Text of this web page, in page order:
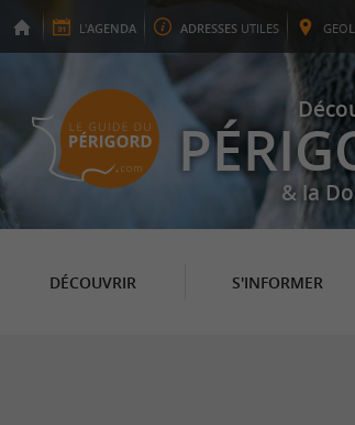
L'AGENDA ADRESSES UTILES GEO
& la
DÉCOUVRIR S'INFORMER